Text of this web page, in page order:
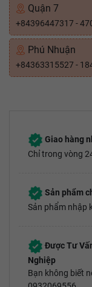
Quận 7
+84396447317 -
Phú Nhuận
+84363315527 -
Giao hàng
Chỉ trong vòng
Sản phẩm
Sản phẩm nhập
Được Tư
Nghiệp
Bạn không biết